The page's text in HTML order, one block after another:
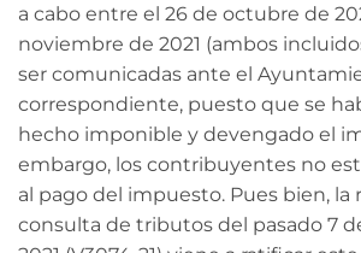
a cabo entre el 26 de octubre de
noviembre de 2021 (ambos
ser comunicadas ante el
correspondiente, puesto que se
hecho imponible y devengado el
embargo, los contribuyentes no
al pago del impuesto. Pues bien, la
consulta de tributos del pasado 7